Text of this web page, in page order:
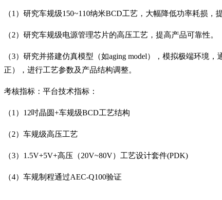
（1 ）研究车规级150~110纳米BCD工艺，大幅降低功率耗损，
（2）研究车规级电源管理芯片的高压工艺，提高产品可靠性。
（3）研究并搭建仿真模型（如aging model），模拟极端环境，
正），进行工艺参数及产品结构调整。
考核指标：平台技术指标：
（1 ） 12吋晶圆+车规级BCD工艺结构
（2）车规级高压工艺
（3） 1.5V+5V+高压（20V~80V）工艺设计套件(PDK)
（4）车规制程通过AEC-Q100验证